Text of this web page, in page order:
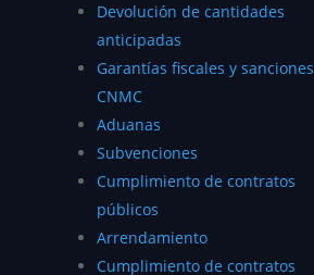
Devolución de cantidades
anticipadas
Garantías fiscales y sanciones
CNMC
Aduanas
Subvenciones
Cumplimiento de contratos
públicos
Arrendamiento
Cumplimiento de contratos